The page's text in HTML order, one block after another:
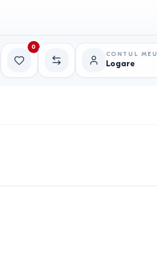
Favorite
0
Comparație
CONTUL MEU
Logare